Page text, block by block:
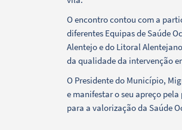
Filtros
O encontro contou com a
diferentes Equipas de Saúde
Alentejo e do Litoral
da qualidade da intervenção
O Presidente do Município,
e manifestar o seu apreço
para a valorização da Saúde